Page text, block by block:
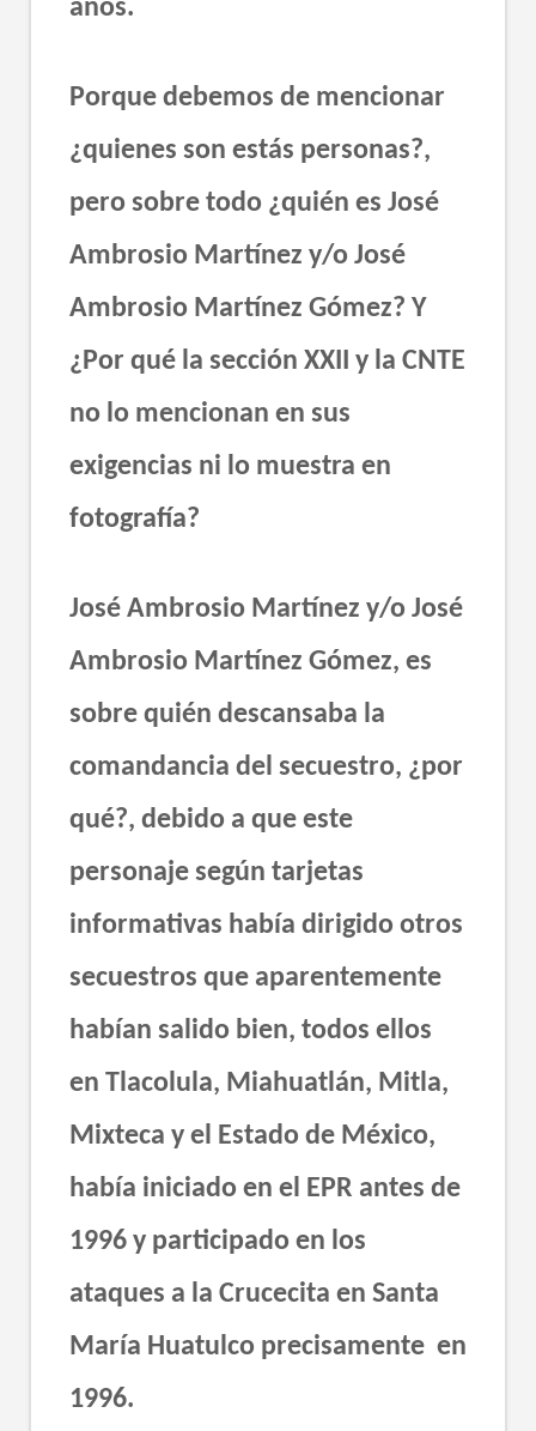
años.
Porque debemos de mencionar
¿quienes son estás personas?,
pero sobre todo ¿quién es José
Ambrosio Martínez y/o José
Ambrosio Martínez Gómez? Y
¿Por qué la sección XXII y la CNTE
no lo mencionan en sus
exigencias ni lo muestra en
fotografía?
José Ambrosio Martínez y/o José
Ambrosio Martínez Gómez, es
sobre quién descansaba la
comandancia del secuestro, ¿por
qué?, debido a que este
personaje según tarjetas
informativas había dirigido otros
secuestros que aparentemente
habían salido bien, todos ellos
en Tlacolula, Miahuatlán, Mitla,
Mixteca y el Estado de México,
había iniciado en el EPR antes de
1996 y participado en los
ataques a la Crucecita en Santa
María Huatulco precisamente en
1996.